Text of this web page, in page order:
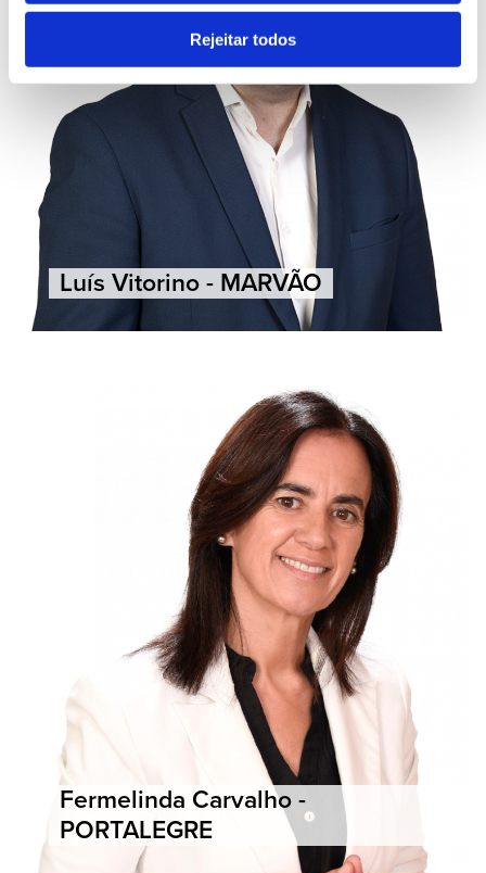
Rejeitar todos
Luís Vitorino - MARVÃO
Fermelinda Carvalho -
PORTALEGRE